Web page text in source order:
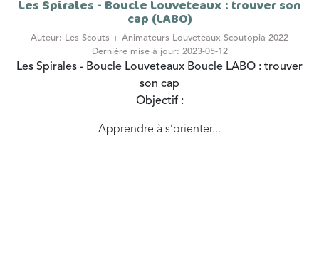
Auteur: Les Scouts + Animateurs Louveteaux Scoutopia 2022
Les Spirales - Boucle Louveteaux Boucle LABO : trouver
son cap
Apprendre à s’orienter...